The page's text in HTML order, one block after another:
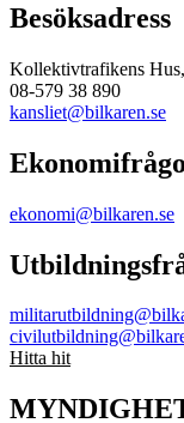
Besöksadress
Kollektivtrafikens
08-579 38 890
kansliet@bilkaren.se
ekonomi@bilkaren.se
Hitta hit